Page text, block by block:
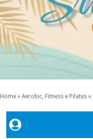
Home » Aerobic, Fitness e Pilates »